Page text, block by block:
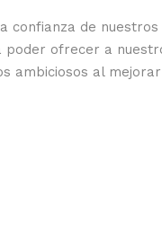
confianza de
ofrecer a
ambiciosos al